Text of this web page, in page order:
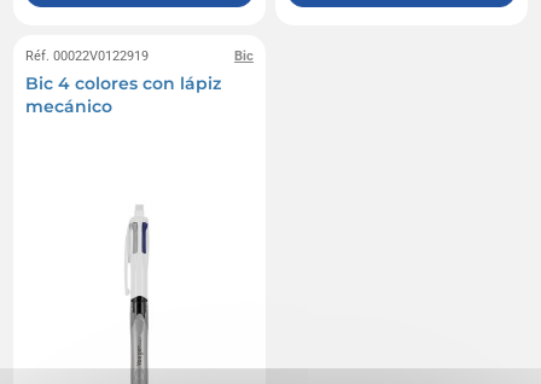
Bic
Réf. 00022V0122919
Bic 4 colores con lápiz
mecánico